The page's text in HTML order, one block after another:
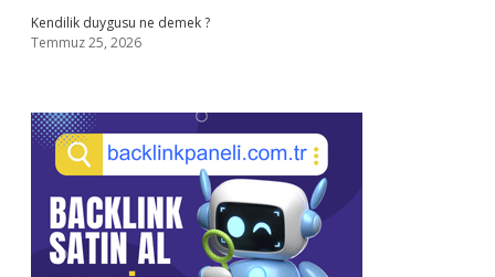
Kendilik duygusu ne demek ?
Temmuz 25, 2026